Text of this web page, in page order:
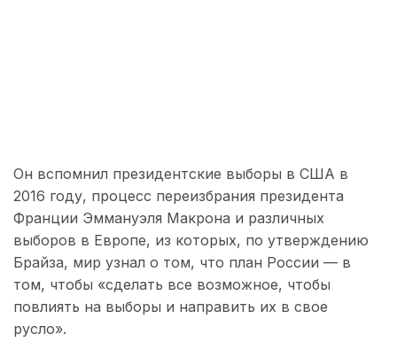
Он вспомнил президентские выборы в США в
2016 году, процесс переизбрания президента
Франции Эммануэля Макрона и различных
выборов в Европе, из которых, по утверждению
Брайза, мир узнал о том, что план России — в
том, чтобы «сделать все возможное, чтобы
повлиять на выборы и направить их в свое
русло».